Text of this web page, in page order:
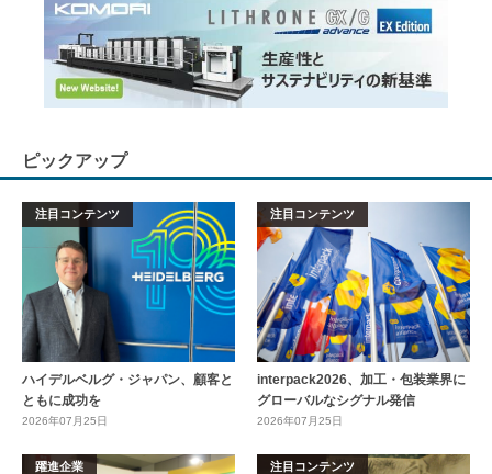
ピックアップ
注目コンテンツ
ハイデルベルグ・ジャパン、顧客と
ともに成功を
2026年07月25日
注目コンテンツ
interpack2026、加工・包装業界に
グローバルなシグナル発信
2026年07月25日
躍進企業 注目コンテンツ